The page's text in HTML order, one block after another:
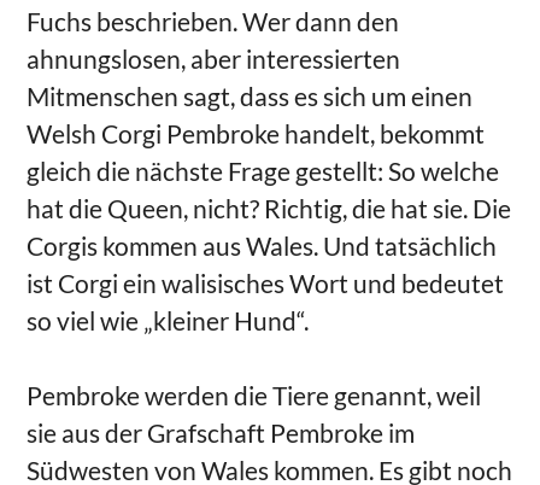
Fuchs beschrieben. Wer dann den
ahnungslosen, aber interessierten
Mitmenschen sagt, dass es sich um einen
Welsh Corgi Pembroke handelt, bekommt
gleich die nächste Frage gestellt: So welche
hat die Queen, nicht? Richtig, die hat sie. Die
Corgis kommen aus Wales. Und tatsächlich
ist Corgi ein walisisches Wort und bedeutet
so viel wie „kleiner Hund“.
Pembroke werden die Tiere genannt, weil
sie aus der Grafschaft Pembroke im
Südwesten von Wales kommen. Es gibt noch